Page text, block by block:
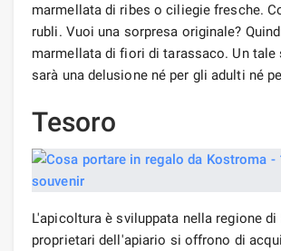
marmellata di ribes o ciliegie fresche.
rubli. Vuoi una sorpresa originale?
marmellata di fiori di tarassaco. Un tale
sarà una delusione né per gli adulti né
Tesoro
L'apicoltura è sviluppata nella regione di
proprietari dell'apiario si offrono di